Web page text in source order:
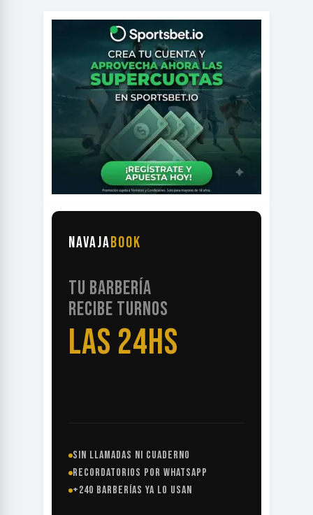
NAVAJABOOK
TU BARBERÍA
RECIBE TURNOS
LAS 24HS
SIN LLAMADAS NI CUADERNO
RECORDATORIOS POR WHATSAPP
+240 BARBERÍAS YA LO USAN